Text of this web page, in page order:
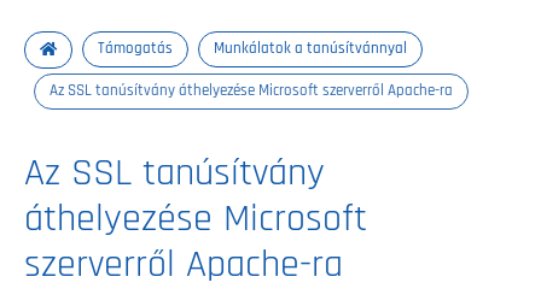
Támogatás Munkálatok a tanúsítvánnyal
Az SSL tanúsítvány áthelyezése Microsoft szerverről Apache-ra
Az SSL tanúsítvány
áthelyezése Microsoft
szerverről Apache-ra